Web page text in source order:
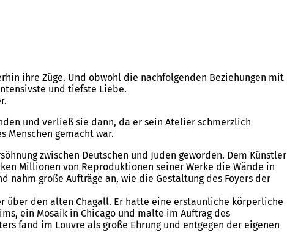
ihre Züge. Und obwohl die nachfolgenden Beziehungen mit
und tiefste Liebe.
und verließ sie dann, da er sein Atelier schmerzlich
Menschen gemacht war.
zwischen Deutschen und Juden geworden. Dem Künstler
Millionen von Reproduktionen seiner Werke die Wände in
nahm große Aufträge an, wie die Gestaltung des Foyers der
über den alten Chagall. Er hatte eine erstaunliche körperliche
ein Mosaik in Chicago und malte im Auftrag des
fand im Louvre als große Ehrung und entgegen der eigenen